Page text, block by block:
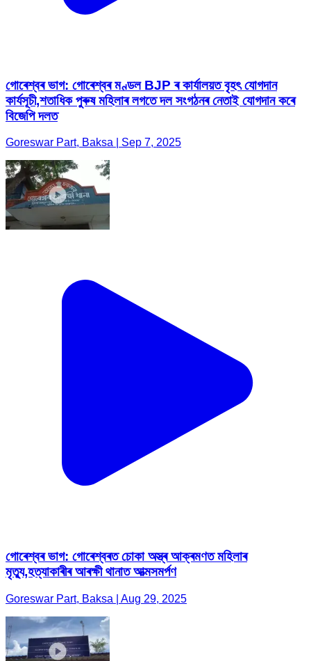
গোৰেশ্বৰ ভাগ: গোৰেশ্বৰ মণ্ডল BJP ৰ কাৰ্যালয়ত বৃহৎ যোগদান
কাৰ্যসূচী,শতাধিক পুৰুষ মহিলাৰ লগতে দল সংগঠনৰ নেতাই যোগদান কৰে
বিজেপি দলত
Goreswar Part, Baksa | Sep 7, 2025
গোৰেশ্বৰ ভাগ: গোৰেশ্বৰত চোকা অস্ত্ৰ আক্ৰমণত মহিলাৰ
মৃত্যু,হত্যাকাৰীৰ আৰক্ষী থানাত আত্মসমৰ্পণ
Goreswar Part, Baksa | Aug 29, 2025